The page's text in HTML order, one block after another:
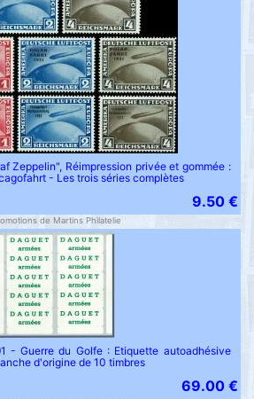
Zeppelin", Réimpression privée et gommée :
- Les trois séries complètes
9.50 €
de Martins Philatelie
- Guerre du Golfe : Etiquette autoadhésive
d'origine de 10 timbres
69.00 €